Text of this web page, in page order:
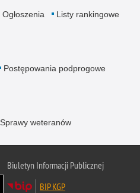
Ogłoszenia
Listy rankingowe
Postępowania podprogowe
Sprawy weteranów
Biuletyn Informacji Publicznej
BIP KGP